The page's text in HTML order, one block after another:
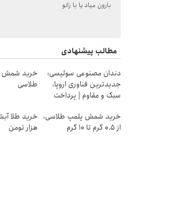
بارون میاد یا با زانو
مطالب پیشنهادی
دندان مصنوعی سوئیسی:
جدیدترین فناوری اروپا،
سبک و مقاوم | پرداخت
طلاسی
خرید شمش پلمپ طلاسی،
از ۰.۵ گرم تا ۱۰ گرم
هزار تومن